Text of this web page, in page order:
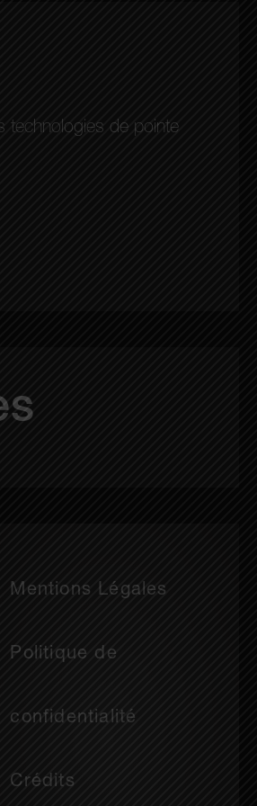
technologies de pointe
Mentions Légales
Politique de
confidentialité
Crédits